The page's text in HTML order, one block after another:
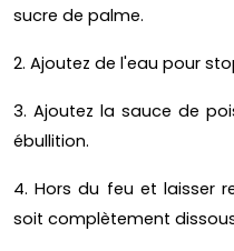
sucre de palme.
2. Ajoutez de l'eau pour
3. Ajoutez la sauce de
ébullition.
4. Hors du feu et laisser
soit complètement